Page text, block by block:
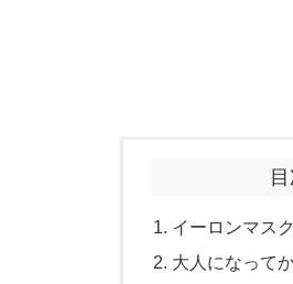
イーロンマス
大人になって